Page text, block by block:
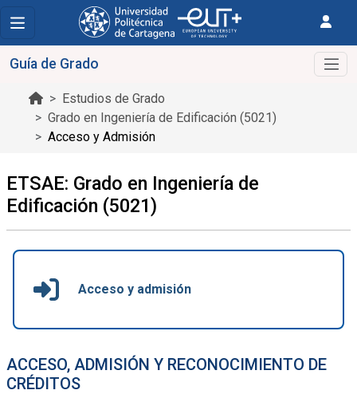
Estudios de Grado
Grado en Ingeniería de Edificación (5021)
Acceso y Admisión
Guía de Grado
ETSAE: Grado en Ingeniería de
Edificación (5021)
Acceso y admisión
ACCESO, ADMISIÓN Y RECONOCIMIENTO DE
CRÉDITOS